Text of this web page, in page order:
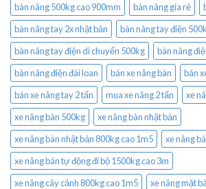
bàn nâng 500kg cao 900mm bàn nâng gía rẻ
bàn nâng tay 2x nhật bản
bàn nâng tay điện
bàn nâng tay điện di chuyển 500kg
bàn nâng
bàn nâng điện đài loan
bán xe nâng bàn
bán
bán xe nâng tay 2 tấn
mua xe nâng 2 tấn
xe
xe nâng bàn 500kg
xe nâng bàn nhật bản
xe nâng bàn nhật bản 800kg cao 1m5
xe nâng
xe nâng bán tự động đi bộ 1500kg cao 3m
xe nâng cây cảnh 800kg cao 1m5
xe nâng mặt